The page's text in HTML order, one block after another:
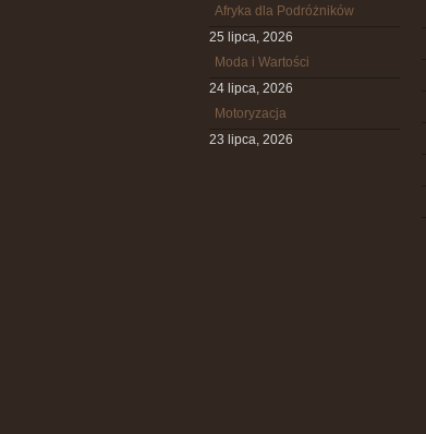
Afryka dla Podróżników
25 lipca, 2026
Moda i Wartości
24 lipca, 2026
Motoryzacja
23 lipca, 2026